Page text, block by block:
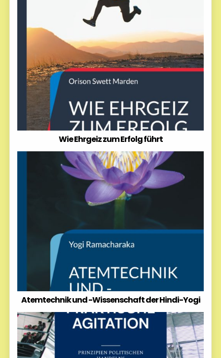
Wie Ehrgeiz zum Erfolg führt
Atemtechnik und -Wissenschaft der Hindi-Yogi